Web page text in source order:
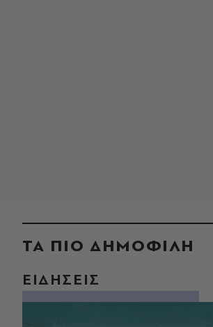
ΤΑ ΠΙΟ ΔΗΜΟΦΙΛΗ
ΕΙΔΗΣΕΙΣ